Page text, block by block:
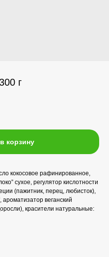
г
корзину
кокосовое рафинированное,
сухое, регулятор кислотности
(пажитник, перец, любисток),
ароматизатор веганский
красители натуральные: